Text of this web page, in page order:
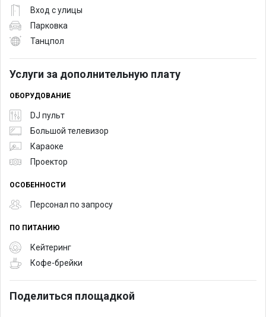
Вход с улицы
Парковка
Танцпол
Услуги за дополнительную плату
ОБОРУДОВАНИЕ
DJ пульт
Большой телевизор
Караоке
Проектор
ОСОБЕННОСТИ
Персонал по запросу
ПО ПИТАНИЮ
Кейтеринг
Кофе-брейки
Поделиться площадкой